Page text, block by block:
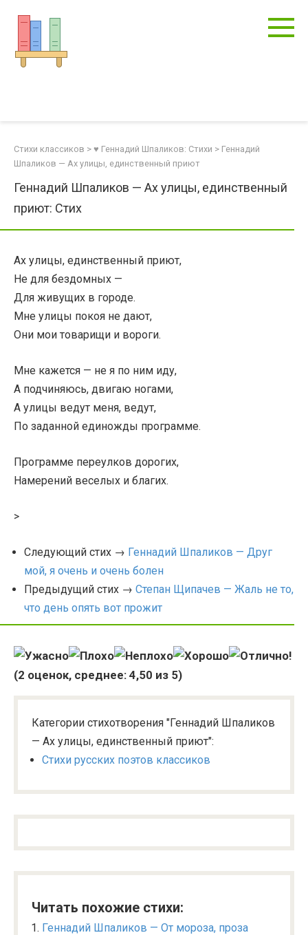
контенту
Стихи классиков > ♥ Геннадий Шпаликов: Стихи > Геннадий
Шпаликов — Ах улицы, единственный приют
Геннадий Шпаликов — Ах улицы, единственный
приют: Стих
Ах улицы, единственный приют,
Не для бездомных —
Для живущих в городе.
Мне улицы покоя не дают,
Они мои товарищи и вороги.
Мне кажется — не я по ним иду,
А подчиняюсь, двигаю ногами,
А улицы ведут меня, ведут,
По заданной единожды программе.
Программе переулков дорогих,
Намерений веселых и благих.
>
Следующий стих → Геннадий Шпаликов — Друг
мой, я очень и очень болен
Предыдущий стих → Степан Щипачев — Жаль не то,
что день опять вот прожит
(2 оценок, среднее: 4,50 из 5)
Категории стихотворения "Геннадий Шпаликов
— Ах улицы, единственный приют":
Стихи русских поэтов классиков
Читать похожие стихи:
Геннадий Шпаликов — От мороза, проза